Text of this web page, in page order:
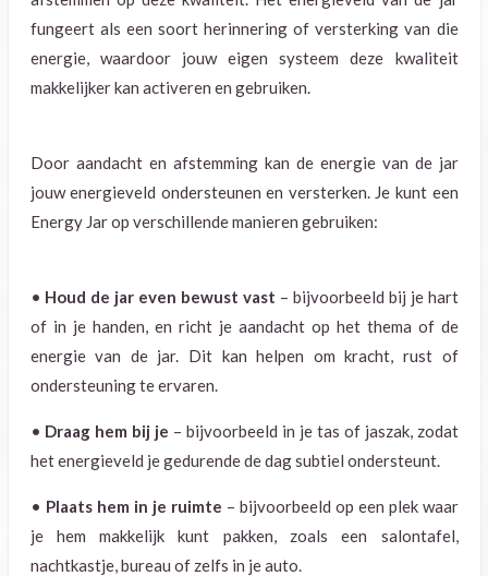
fungeert als een soort herinnering of versterking van die
energie, waardoor jouw eigen systeem deze kwaliteit
makkelijker kan activeren en gebruiken.
Door aandacht en afstemming kan de energie van de jar
jouw energieveld ondersteunen en versterken. Je kunt een
Energy Jar op verschillende manieren gebruiken:
• Houd de jar even bewust vast – bijvoorbeeld bij je hart
of in je handen, en richt je aandacht op het thema of de
energie van de jar. Dit kan helpen om kracht, rust of
ondersteuning te ervaren.
• Draag hem bij je – bijvoorbeeld in je tas of jaszak, zodat
het energieveld je gedurende de dag subtiel ondersteunt.
• Plaats hem in je ruimte – bijvoorbeeld op een plek waar
je hem makkelijk kunt pakken, zoals een salontafel,
nachtkastje, bureau of zelfs in je auto.